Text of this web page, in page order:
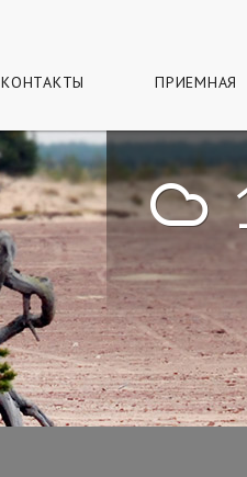
КОНТАКТЫ ПРИЕМНАЯ
!